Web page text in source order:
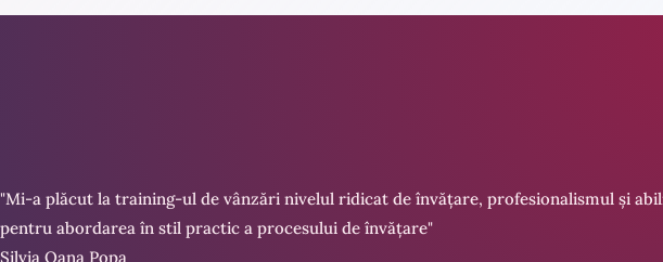
"Mi-a plăcut la training-ul de vânzări nivelul ridicat de învățare, profesionalismul și
pentru abordarea în stil practic a procesului de învățare"
Silvia Oana Popa